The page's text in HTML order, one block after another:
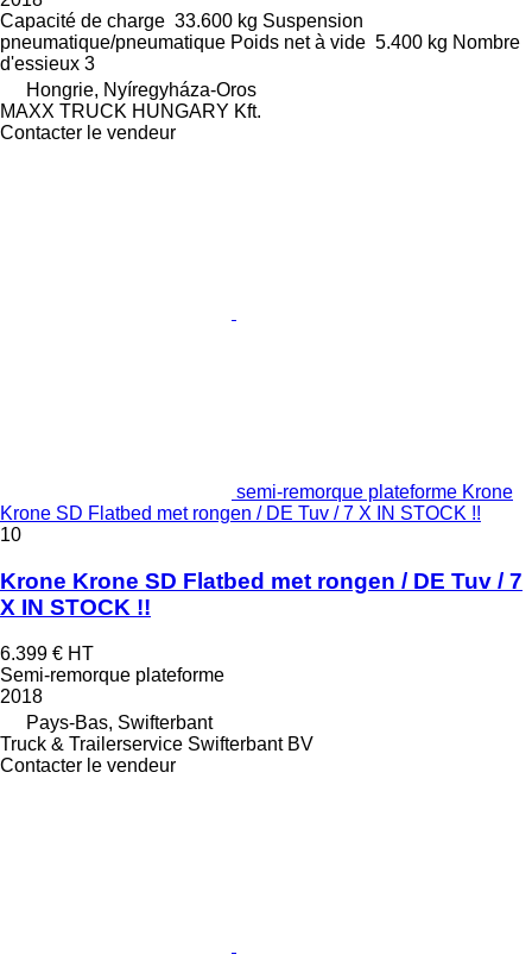
Capacité de charge 33.600 kg Suspension
pneumatique/pneumatique Poids net à vide 5.400 kg Nombre
d'essieux 3
Hongrie, Nyíregyháza-Oros
MAXX TRUCK HUNGARY Kft.
Contacter le vendeur
semi-remorque plateforme Krone
Krone SD Flatbed met rongen / DE Tuv / 7 X IN STOCK !!
10
Krone Krone SD Flatbed met rongen / DE Tuv / 7
X IN STOCK !!
6.399 € HT
Semi-remorque plateforme
2018
Pays-Bas, Swifterbant
Truck & Trailerservice Swifterbant BV
Contacter le vendeur